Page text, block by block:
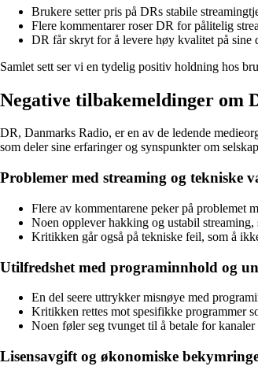
Brukere setter pris på DRs stabile
Flere kommentarer roser DR for pålitelig
DR får skryt for å levere høy kvalitet på sine
Samlet sett ser vi en tydelig positiv holdning hos
Negative tilbakemeldinger om
DR, Danmarks Radio, er en av de ledende
som deler sine erfaringer og synspunkter om
Problemer med streaming og tekniske
Flere av kommentarene peker på problemet
Noen opplever hakking og ustabil
Kritikken går også på tekniske feil, som å
Utilfredshet med programinnhold og
En del seere uttrykker misnøye med
Kritikken rettes mot spesifikke programmer
Noen føler seg tvunget til å betale for
Lisensavgift og økonomiske